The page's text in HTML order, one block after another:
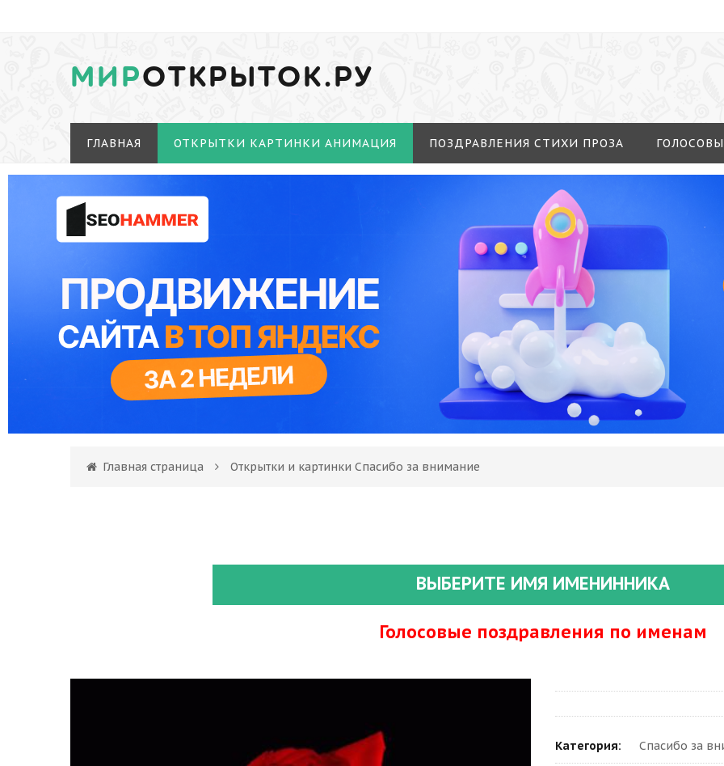
МИРОТКРЫТОК.РУ
ГЛАВНАЯ ОТКРЫТКИ КАРТИНКИ АНИМАЦИЯ ПОЗДРАВЛЕНИЯ СТИХИ ПРОЗА
Главная страница Открытки и картинки Спасибо за внимание
ВЫБЕРИТЕ ИМЯ ИМЕНИННИКА
Голосовые поздравления по именам
Категория: Спасибо за